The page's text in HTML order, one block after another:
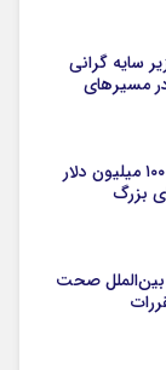
سایه گرانی
مسیرهای
یک ساعت از زمان ایلان ماسک ۱۰۰ میلیون دلار
بزرگ
بین‌الملل صحت